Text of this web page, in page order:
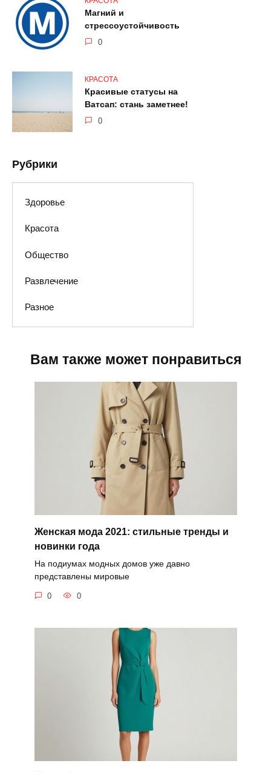
Магний и
стрессоустойчивость
0
КРАСОТА
Красивые статусы на
Ватсап: стань заметнее!
0
Рубрики
Здоровье
Красота
Общество
Развлечение
Разное
Вам также может понравиться
Женская мода 2021: стильные тренды и
новинки года
На подиумах модных домов уже давно
представлены мировые
0 0